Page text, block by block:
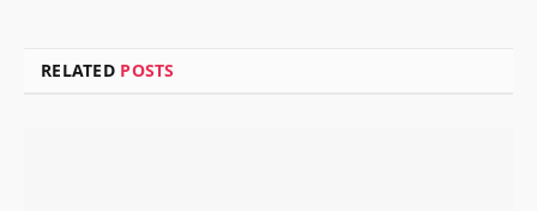
RELATED POSTS